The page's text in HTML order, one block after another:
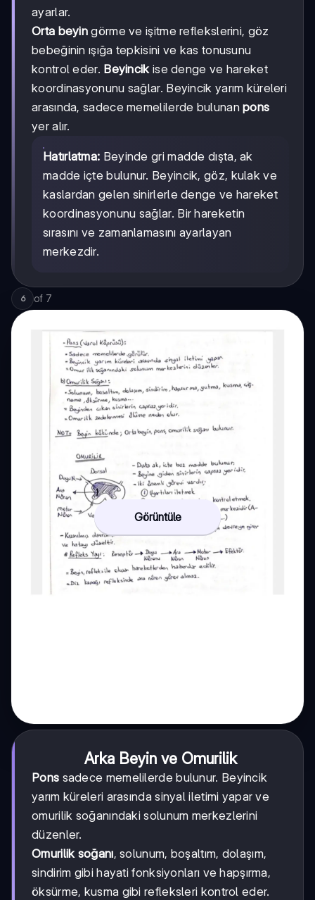
ayarlar.
Orta beyin görme ve işitme reflekslerini, göz
bebeğinin ışığa tepkisini ve kas tonusunu
kontrol eder. Beyincik ise denge ve hareket
koordinasyonunu sağlar. Beyincik yarım küreleri
arasında, sadece memelilerde bulunanpons
yer alır.
Hatırlatma: Beyinde gri madde dışta, ak
madde içte bulunur. Beyincik, göz, kulak ve
kaslardan gelen sinirlerle denge ve hareket
koordinasyonunu sağlar. Bir hareketin
sırasını ve zamanlamasını ayarlayan
merkezdir.
6 of 7
Görüntüle
Arka Beyin ve Omurilik
Pons sadece memelilerde bulunur. Beyincik
yarım küreleri arasında sinyal iletimi yapar ve
omurilik soğanındaki solunum merkezlerini
düzenler.
Omurilik soğanı, solunum, boşaltım, dolaşım,
sindirim gibi hayati fonksiyonları ve hapşırma,
öksürme, kusma gibi refleksleri kontrol eder.